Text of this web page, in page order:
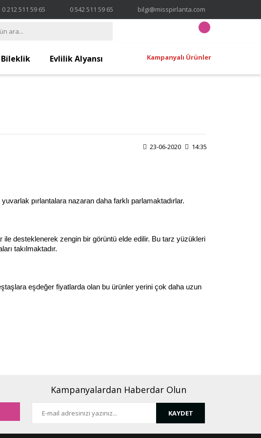
0 212 511 59 65 0 542 511 59 65 bilgi@misspirlanta.com
Bileklik Evlilik Alyansı Kampanyalı Ürünler
23-06-2020 14:35
pırlantalara nazaran daha farklı parlamaktadırlar.
ile desteklenerek zengin bir görüntü elde edilir. Bu tarz yüzükleri
takılmaktadır.
eşdeğer fiyatlarda olan bu ürünler yerini çok daha uzun
Kampanyalardan Haberdar Olun
KAYDET